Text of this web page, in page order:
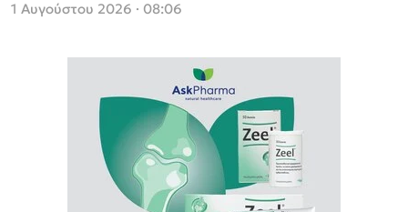
1 Αυγούστου 2026 · 08:06